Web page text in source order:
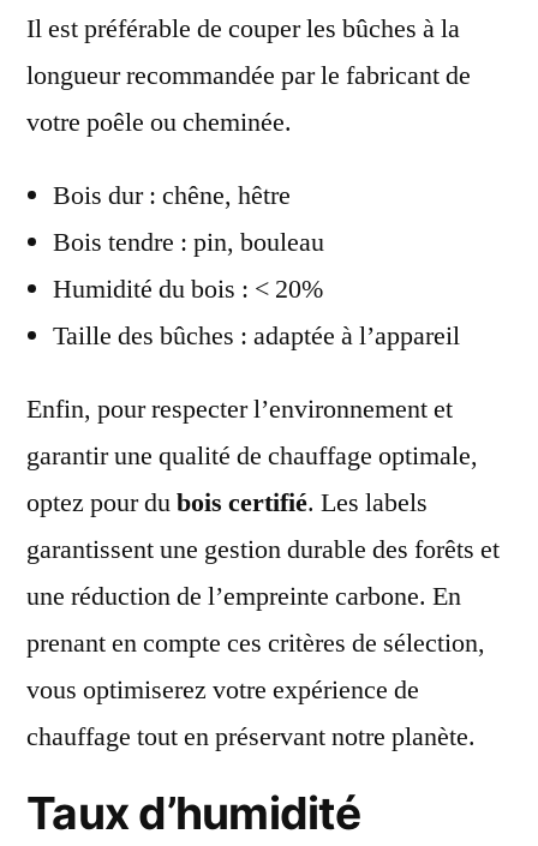
Il est préférable de couper les bûches à la
longueur recommandée par le fabricant de
votre poêle ou cheminée.
Bois dur : chêne, hêtre
Bois tendre : pin, bouleau
Humidité du bois : < 20%
Taille des bûches : adaptée à l’appareil
Enfin, pour respecter l’environnement et
garantir une qualité de chauffage optimale,
optez pour dubois certifié. Les labels
garantissent une gestion durable des forêts et
une réduction de l’empreinte carbone. En
prenant en compte ces critères de sélection,
vous optimiserez votre expérience de
chauffage tout en préservant notre planète.
Taux d’humidité